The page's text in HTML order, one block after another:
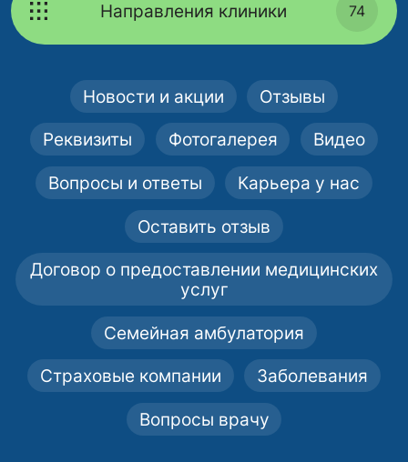
2021: Онлайн коллоквиум «Хирургия
венозных трофических язв»,
2021: ТУ "Актуальные вопросы хирургии",
Украинская военно-медицинская академия,
г. Киев
2021: ТУ "Европейский консенсус по
использованию медицинского
компрессионного трикотажа",
EduPhlebology.com
2021: Онлайн коллоквиум «Осложнение
склеротерапии: что зависит от флеболога, а
что нет?», EduPhlebology.com
2022: Онлайн коллоквиум "Флебогриф",
EduPhlebology.com
2022: Онлайн кололквиум «Почему я
выбираю склеротерапию, не CLACS»,
EduPhlebology.com
Направления клиники 74
Новости и акции Отзывы
Реквизиты Фотогалерея Видео
Вопросы и ответы Карьера у нас
Оставить отзыв
Договор о предоставлении медицинских
услуг
Семейная амбулатория
Страховые компании Заболевания
Вопросы врачу